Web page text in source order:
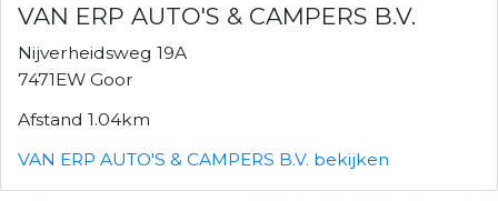
VAN ERP AUTO'S & CAMPERS B.V.
Nijverheidsweg 19A
7471EW Goor
Afstand 1.04km
VAN ERP AUTO'S & CAMPERS B.V. bekijken